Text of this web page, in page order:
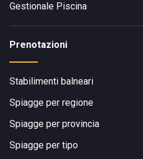
Gestionale Piscina
Prenotazioni
Stabilimenti balneari
Spiagge per regione
Spiagge per provincia
Spiagge per tipo